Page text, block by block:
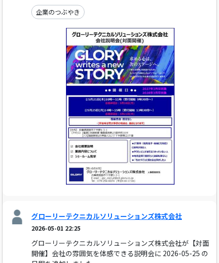
企業のつぶやき
グローリーテクニカルソリューションズ株式会社
2026-05-01 22:25
グローリーテクニカルソリューションズ株式会社が【対面
開催】会社の雰囲気を体感できる説明会に 2026-05-25 の